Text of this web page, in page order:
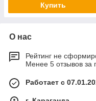
Купить
О нас
Рейтинг не
Менее 5 отзывов за
Работает с